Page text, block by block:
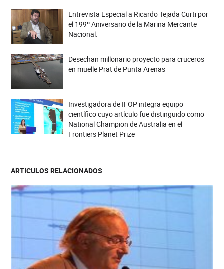
Entrevista Especial a Ricardo Tejada Curti por
el 199º Aniversario de la Marina Mercante
Nacional.
Desechan millonario proyecto para cruceros
en muelle Prat de Punta Arenas
Investigadora de IFOP integra equipo
científico cuyo artículo fue distinguido como
National Champion de Australia en el
Frontiers Planet Prize
ARTICULOS RELACIONADOS